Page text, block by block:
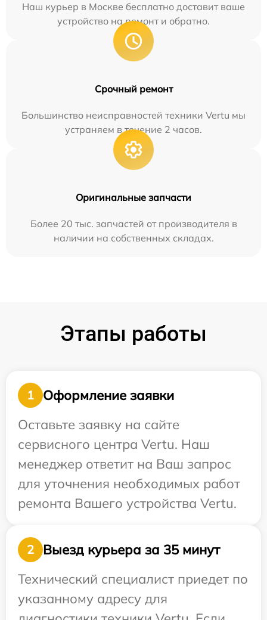
Наш курьер в Москве бесплатно доставит ваше
устройство на ремонт и обратно.
Срочный ремонт
Большинство неисправностей техники Vertu мы
устраняем в течение 2 часов.
Оригинальные запчасти
Более 20 тыс. запчастей от производителя в
наличии на собственных складах.
Этапы работы
1
Оформление заявки
Оставьте заявку на сайте
сервисного центра Vertu. Наш
менеджер ответит на Ваш запрос
для уточнения необходимых работ
ремонта Вашего устройства Vertu.
2
Выезд курьера за 35 минут
Технический специалист приедет по
указанному адресу для